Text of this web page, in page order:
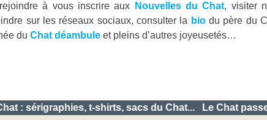
à vous inscrire aux Nouvelles du Chat, visiter
sur les réseaux sociaux, consulter la biodu père du
du Chat déambule et pleins d’autres joyeusetés…
sérigraphies, t-shirts, sacs du Chat... Le Chat passe